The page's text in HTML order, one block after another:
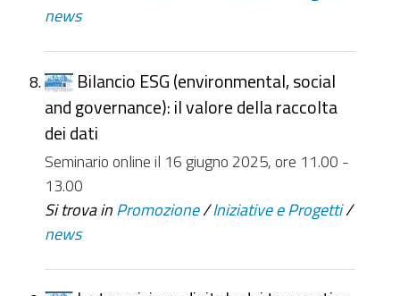
news
Bilancio ESG (environmental, social
and governance): il valore della raccolta
dei dati
Seminario online il 16 giugno 2025, ore 11.00 -
13.00
Si trova in Promozione /Iniziative e Progetti /
news